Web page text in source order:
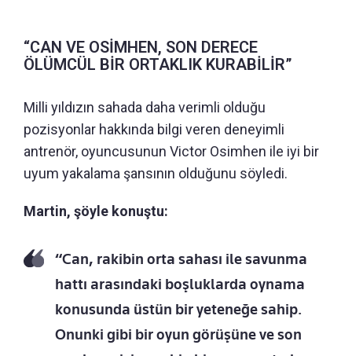
“CAN VE OSİMHEN, SON DERECE
ÖLÜMCÜL BİR ORTAKLIK KURABİLİR”
Milli yıldızın sahada daha verimli olduğu
pozisyonlar hakkında bilgi veren deneyimli
antrenör, oyuncusunun Victor Osimhen ile iyi bir
uyum yakalama şansının olduğunu söyledi.
Martin, şöyle konuştu:
“Can, rakibin orta sahası ile savunma
hattı arasındaki boşluklarda oynama
konusunda üstün bir yeteneğe sahip.
Onunki gibi bir oyun görüşüne ve son